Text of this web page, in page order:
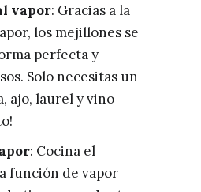
vapor: Gracias a la
los mejillones se
perfecta y
Solo necesitas un
ajo, laurel y vino
: Cocina el
función de vapor